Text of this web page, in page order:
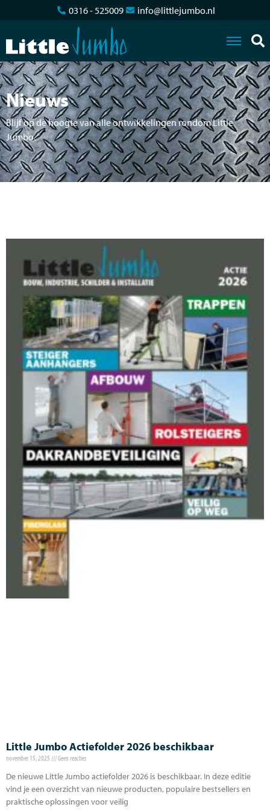
0316 - 525009 info@littlejumbo.nl
Nieuws
Blijf op de hoogte van alle ontwikkelingen rondom Little
Jumbo.
Little Jumbo Actiefolder 2026 beschikbaar
november 15, 2025 Geen reacties
De nieuwe Little Jumbo actiefolder 2026 is beschikbaar. In deze editie
vind je een overzicht van nieuwe producten, populaire bestsellers en
praktische oplossingen voor veilig